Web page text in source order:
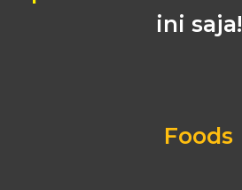
ini saja!
Foods